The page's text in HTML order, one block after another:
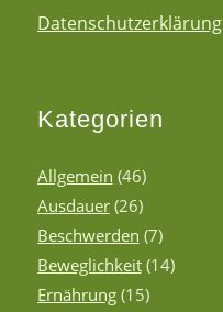
Datenschutzerklärung
Kategorien
Allgemein (46)
Ausdauer(26)
Beschwerden (7)
Beweglichkeit(14)
Ernährung(15)